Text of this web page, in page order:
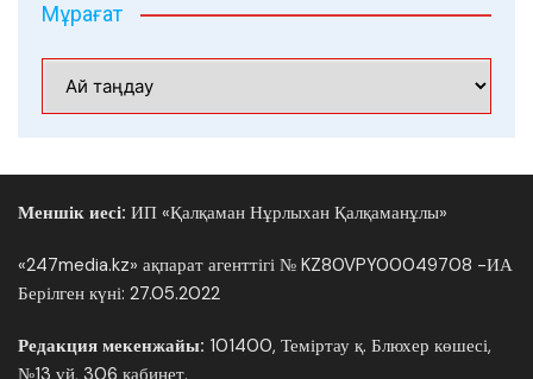
Мұрағат
Меншік иесі: ИП «Қалқаман Нұрлыхан Қалқаманұлы»
«247media.kz» ақпарат агенттігі № KZ80VPY00049708 -ИА
Берілген күні: 27.05.2022
Редакция мекенжайы: 101400, Теміртау қ. Блюхер көшесі,